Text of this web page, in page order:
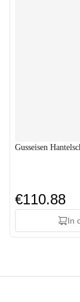
Gusseisen
€110.88
In